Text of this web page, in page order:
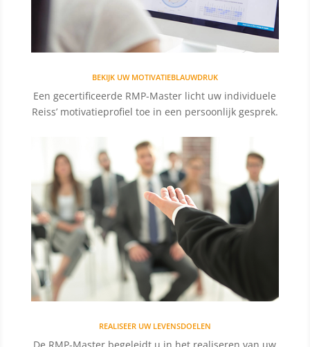
BEKIJK UW MOTIVATIEBLAUWDRUK
Een gecertificeerde RMP-Master licht uw individuele
Reiss’ motivatieprofiel toe in een persoonlijk gesprek.
REALISEER UW LEVENSDOELEN